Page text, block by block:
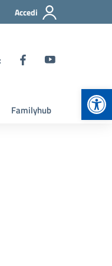
Accedi
Familyhub